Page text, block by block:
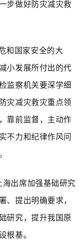
步做好防灾减灾救
和国家安全的大
小发展所付出的代
监察机关要深学细
灾减灾救灾重点领
靠前监督，主动作
不力和纪律作风问
海出席加强基础研究
、提出明确要求，
研究，提升我国原
根基。